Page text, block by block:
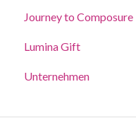
Spark Coach
Spark Coach Plus
Ein Team erstellen,
Weitere Funktionen
Journey to Composure
Lumina Gift
Unternehmen